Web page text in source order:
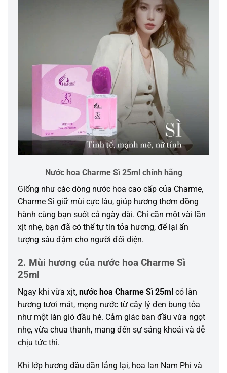
Nước hoa Charme Sì 25ml chính hãng
Giống như các dòng nước hoa cao cấp của Charme,
Charme Sì giữ mùi cực lâu, giúp hương thơm đồng
hành cùng bạn suốt cả ngày dài. Chỉ cần một vài lần
xịt nhẹ, bạn đã có thể tự tin tỏa hương, để lại ấn
tượng sâu đậm cho người đối diện.
2. Mùi hương của nước hoa Charme Sì
25ml
Ngay khi vừa xịt, nước hoa Charme Sì 25ml có làn
hương tươi mát, mọng nước từ cây lý đen bung tỏa
như một làn gió đầu hè. Cảm giác ban đầu vừa ngọt
nhẹ, vừa chua thanh, mang đến sự sảng khoái và dễ
chịu tức thì.
Khi lớp hương đầu dần lắng lại, hoa lan Nam Phi và